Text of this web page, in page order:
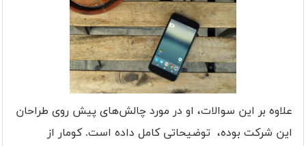
علاوه بر این سوالات، او در مورد چالش‌های پیش روی طراحان
این شرکت بوده، توضیحاتی کامل داده است. کومار از